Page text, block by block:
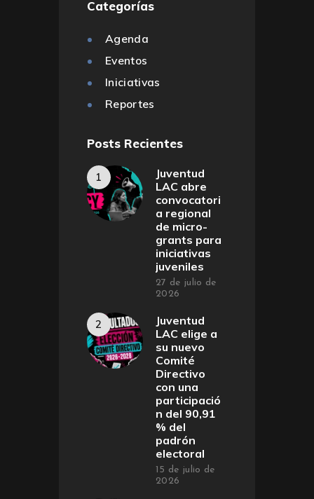
Categorías
Agenda
Eventos
Iniciativas
Reportes
Posts Recientes
Juventud
LAC abre
convocatori
a regional
de micro-
grants para
iniciativas
juveniles
27 de julio de
2026
Juventud
LAC elige a
su nuevo
Comité
Directivo
con una
participació
n del 90,91
% del
padrón
electoral
15 de julio de
2026